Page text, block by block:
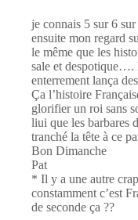
je connais 5 sur 6
ensuite mon regard
le même que les
sale et despotique….
enterrement lança
Ça l’histoire
glorifier un roi sans
liui que les barbares
tranché la tête à ce
Bon Dimanche
Pat
* Il y a une autre
constamment c’est
de seconde ça ??